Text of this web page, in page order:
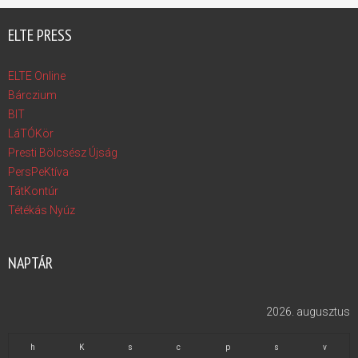
ELTE PRESS
ELTE Online
Bárczium
BIT
LáTÓKör
Presti Bölcsész Újság
PersPeKtíva
TátKontúr
Tétékás Nyúz
NAPTÁR
2026. augusztus
h K s c p s v